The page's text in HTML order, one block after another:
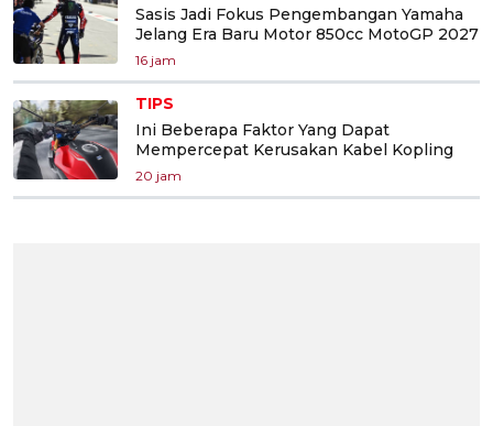
Sasis Jadi Fokus Pengembangan Yamaha
Jelang Era Baru Motor 850cc MotoGP 2027
16 jam
TIPS
Ini Beberapa Faktor Yang Dapat
Mempercepat Kerusakan Kabel Kopling
20 jam